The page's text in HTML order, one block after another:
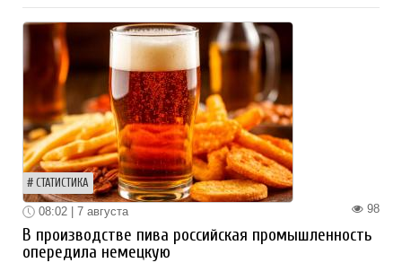
СТАТИСТИКА
98
08:02 | 7 августа
В производстве пива российская промышленность
опередила немецкую